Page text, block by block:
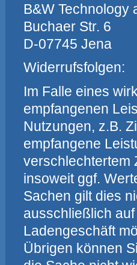
B&W Technology
Buchaer Str. 6
D-07745 Jena
Widerrufsfolgen:
Im Falle eines
empfangenen
Nutzungen, z.B.
empfangene
verschlechtertem
insoweit ggf.
Sachen gilt dies
ausschließlich
Ladengeschäft
Übrigen können